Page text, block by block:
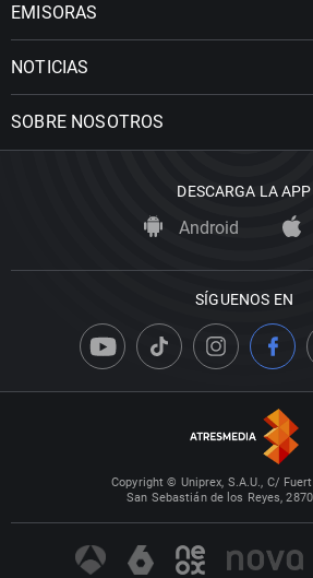
EMISORAS
NOTICIAS
SOBRE NOSOTROS
DESCARGA LA APP
Android
SÍGUENOS EN
Copyright © Uniprex, S.A.U., C/
San Sebastián de los Reyes,